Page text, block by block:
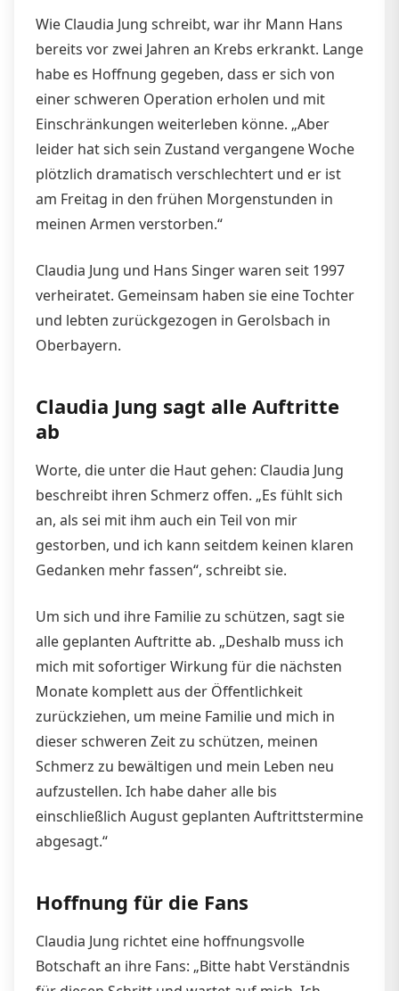
Wie Claudia Jung schreibt, war ihr Mann Hans
bereits vor zwei Jahren an Krebs erkrankt. Lange
habe es Hoffnung gegeben, dass er sich von
einer schweren Operation erholen und mit
Einschränkungen weiterleben könne. „Aber
leider hat sich sein Zustand vergangene Woche
plötzlich dramatisch verschlechtert und er ist
am Freitag in den frühen Morgenstunden in
meinen Armen verstorben.“
Claudia Jung und Hans Singer waren seit 1997
verheiratet. Gemeinsam haben sie eine Tochter
und lebten zurückgezogen in Gerolsbach in
Oberbayern.
Claudia Jung sagt alle Auftritte
ab
Worte, die unter die Haut gehen: Claudia Jung
beschreibt ihren Schmerz offen. „Es fühlt sich
an, als sei mit ihm auch ein Teil von mir
gestorben, und ich kann seitdem keinen klaren
Gedanken mehr fassen“, schreibt sie.​
Um sich und ihre Familie zu schützen, sagt sie
alle geplanten Auftritte ab. „Deshalb muss ich
mich mit sofortiger Wirkung für die nächsten
Monate komplett aus der Öffentlichkeit
zurückziehen, um meine Familie und mich in
dieser schweren Zeit zu schützen, meinen
Schmerz zu bewältigen und mein Leben neu
aufzustellen. Ich habe daher alle bis
einschließlich August geplanten Auftrittstermine
abgesagt.“
Hoffnung für die Fans
Claudia Jung richtet eine hoffnungsvolle
Botschaft an ihre Fans: „Bitte habt Verständnis